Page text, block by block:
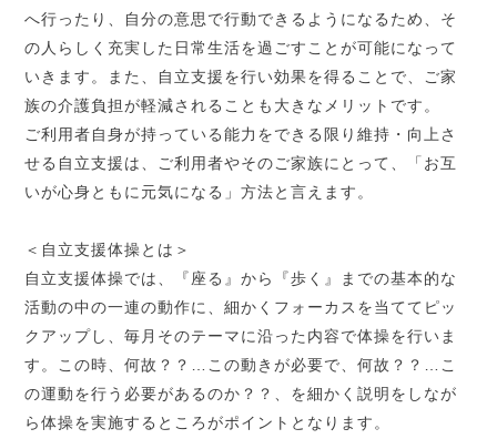
へ行ったり、自分の意思で行動できるようになるため、そ
の人らしく充実した日常生活を過ごすことが可能になって
いきます。また、自立支援を行い効果を得ることで、ご家
族の介護負担が軽減されることも大きなメリットです。
ご利用者自身が持っている能力をできる限り維持・向上さ
せる自立支援は、ご利用者やそのご家族にとって、「お互
いが心身ともに元気になる」方法と言えます。
＜自立支援体操とは＞
自立支援体操では、『座る』から『歩く』までの基本的な
活動の中の一連の動作に、細かくフォーカスを当ててピッ
クアップし、毎月そのテーマに沿った内容で体操を行いま
す。この時、何故？？
この動きが必要で、何故？？
こ
の運動を行う必要があるのか？？、を細かく説明をしなが
ら体操を実施するところがポイントとなります。